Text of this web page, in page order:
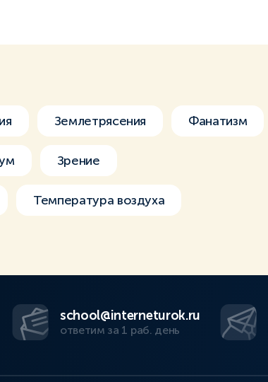
Землетрясения Фанатизм
Зрение
Температура воздуха
school@interneturok.ru
ответим за 1 раб. день